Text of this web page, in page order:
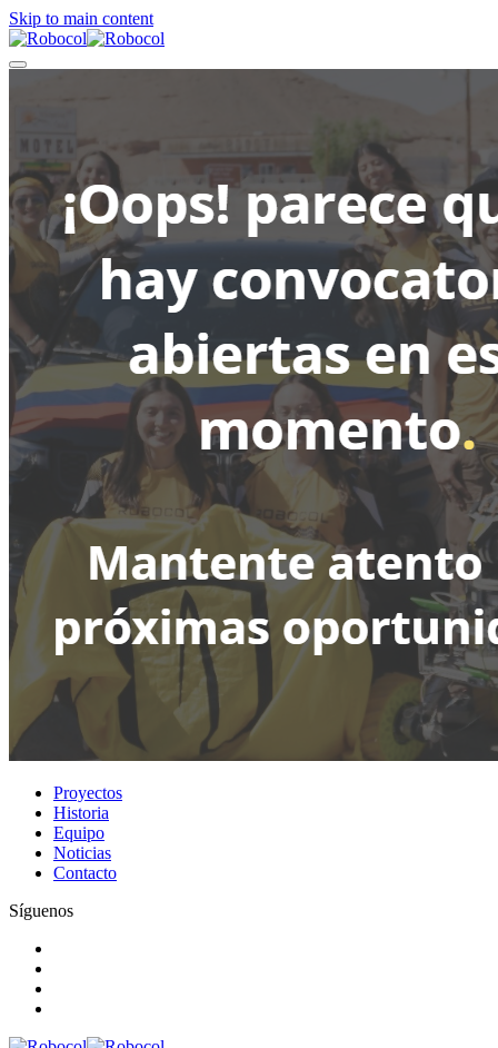
Skip to main content
Proyectos
Historia
Equipo
Noticias
Contacto
Síguenos